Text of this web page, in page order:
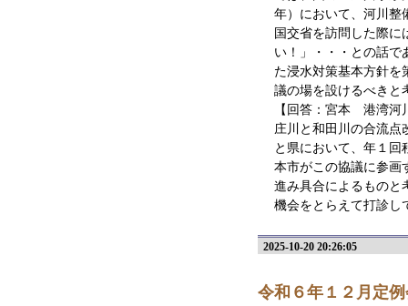
年）において、河川整
国交省を訪問した際に
い！」・・・との話で
た浸水対策基本方針を
議の場を設けるべきと
【回答：宮本 港湾河
庄川と和田川の合流点
と県において、年１回
本市がこの協議に参画
進み具合によるものと
機会をとらえて打診し
2025-10-20 20:26:05
令和６年１２月定